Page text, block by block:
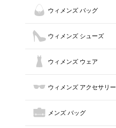
ウィメンズ バッグ
ウィメンズ シューズ
ウィメンズ ウェア
ウィメンズ アクセサリー
メンズ バッグ